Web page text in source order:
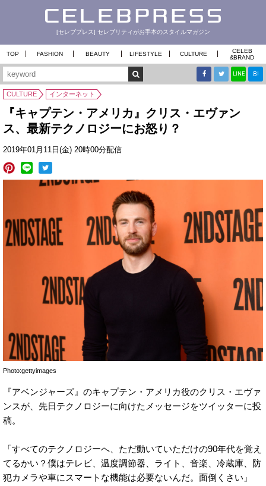
[セレブプレス] セレブリティがお手本のスタイルマガジン
TOP FASHION BEAUTY LIFESTYLE CULTURE
CELEB
&BRAND
LINE B!
CULTURE インターネット
『キャプテン・アメリカ』クリス・エヴァン
ス、最新テクノロジーにお怒り？
2019年01月11日(金) 20時00分配信
Photo:gettyimages
『アベンジャーズ』のキャプテン・アメリカ役のクリス・エヴァ
ンスが、先日テクノロジーに向けたメッセージをツイッターに投
稿。
「すべてのテクノロジーへ、ただ動いていただけの90年代を覚え
てるかい？僕はテレビ、温度調節器、ライト、音楽、冷蔵庫、防
犯カメラや車にスマートな機能は必要ないんだ。面倒くさい」